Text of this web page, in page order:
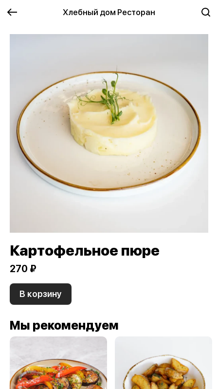
Хлебный дом Ресторан
Картофельное пюре
270 ₽
В корзину
Мы рекомендуем